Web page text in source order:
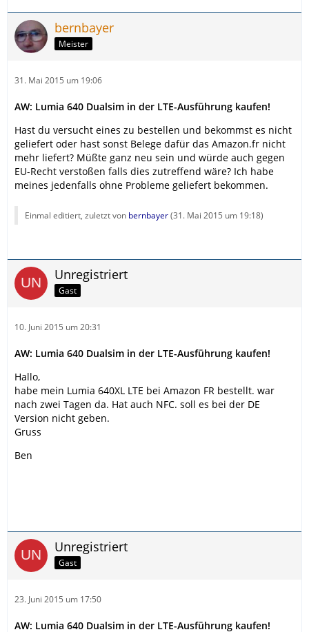
bernbayer
Meister
31. Mai 2015 um 19:06
AW: Lumia 640 Dualsim in der LTE-Ausführung kaufen!
Hast du versucht eines zu bestellen und bekommst es nicht
geliefert oder hast sonst Belege dafür das Amazon.fr nicht
mehr liefert? Müßte ganz neu sein und würde auch gegen
EU-Recht verstoßen falls dies zutreffend wäre? Ich habe
meines jedenfalls ohne Probleme geliefert bekommen.
Einmal editiert, zuletzt von bernbayer(31. Mai 2015 um 19:18)
Unregistriert
Gast
10. Juni 2015 um 20:31
AW: Lumia 640 Dualsim in der LTE-Ausführung kaufen!
Hallo,
habe mein Lumia 640XL LTE bei Amazon FR bestellt. war
nach zwei Tagen da. Hat auch NFC. soll es bei der DE
Version nicht geben.
Gruss
Ben
Unregistriert
Gast
23. Juni 2015 um 17:50
AW: Lumia 640 Dualsim in der LTE-Ausführung kaufen!